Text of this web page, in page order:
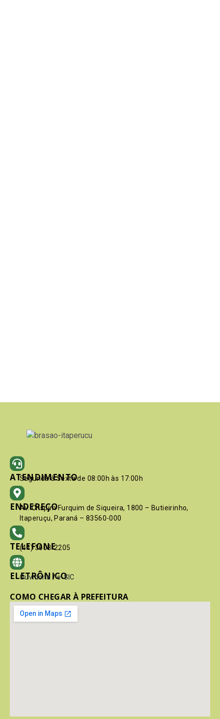
ATENDIMENTO
Segunda à Sexta de 08:00h às 17:00h
ENDEREÇO
Av. Crispim Furquim de Siqueira, 1800 – Butieirinho,
Itaperuçu, Paraná – 83560-000
TELEFONE
(41) 3603-2205
ELETRÔNICO
Ouvidoria / e-SIC
COMO CHEGAR À PREFEITURA